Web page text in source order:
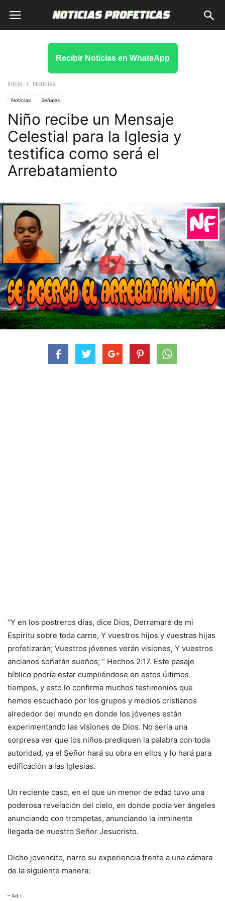
Recibir Noticias en WhatsApp
Inicio Noticias
Noticias Señales
Niño recibe un Mensaje
Celestial para la Iglesia y
testifica como será el
Arrebatamiento
“Y en los postreros días, dice Dios, Derramaré de mi
Espíritu sobre toda carne, Y vuestros hijos y vuestras hijas
profetizarán; Vuestros jóvenes verán visiones, Y vuestros
ancianos soñarán sueños; “ Hechos 2:17. Este pasaje
bíblico podría estar cumpliéndose en estos últimos
tiempos, y esto lo confirma muchos testimonios que
hemos escuchado por los grupos y medios cristianos
alrededor del mundo en donde los jóvenes están
experimentando las visiones de Dios. No seria una
sorpresa ver que los niños prediquen la palabra con toda
autoridad, ya el Señor hará su obra en ellos y lo hará para
edificación a las Iglesias.
Un reciente caso, en el que un menor de edad tuvo una
poderosa revelación del cielo, en donde podía ver ángeles
anunciando con trompetas, anunciando la inminente
llegada de nuestro Señor Jesucristo.
Dicho jovencito, narro su experiencia frente a una cámara
de la siguiente manera:
– Ad –